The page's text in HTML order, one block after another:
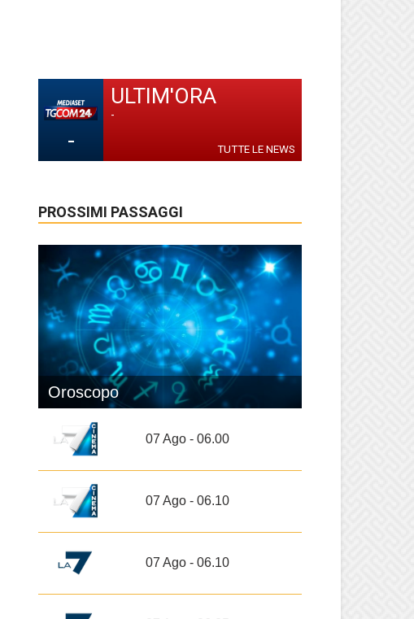
-
ULTIM'ORA
-
TUTTE LE NEWS
PROSSIMI PASSAGGI
Oroscopo
07 Ago - 06.00
07 Ago - 06.10
07 Ago - 06.10